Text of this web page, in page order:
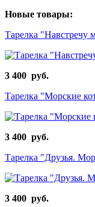
Новые товары:
Тарелка "Навстречу
3 400 руб.
Тарелка "Морские
3 400 руб.
Тарелка "Друзья.
3 400 руб.